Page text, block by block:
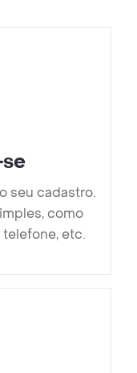
seu cadastro.
como
etc.